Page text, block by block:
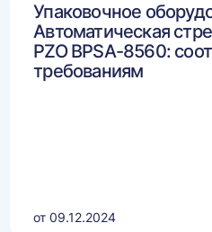
Упаковочное
Автоматическая
PZO BPSA-8560:
требованиям
от 09.12.2024